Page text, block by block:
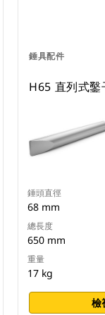
錘具配件
H65 直列式鑿
錘頭直徑
68 mm
總長度
650 mm
重量
17 kg
檢